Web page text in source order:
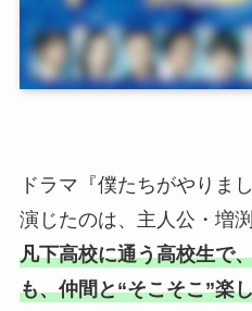
ドラマ『僕たちがやりま
演じたのは、主人公・増
凡下高校に通う高校生で
も、仲間と“そこそこ”楽